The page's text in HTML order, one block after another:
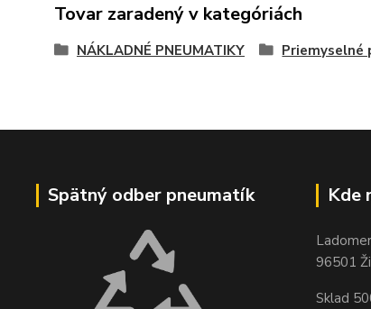
Tovar zaradený v kategóriách
NÁKLADNÉ PNEUMATIKY Priemyselné
Spätný odber pneumatík Kde
96501
Sklad